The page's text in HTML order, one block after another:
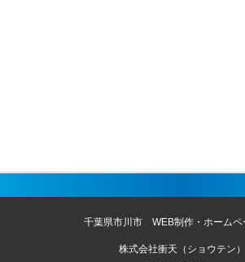
千葉県市川市 WEB制作・ホームペ
株式会社衝天（ショウテン）